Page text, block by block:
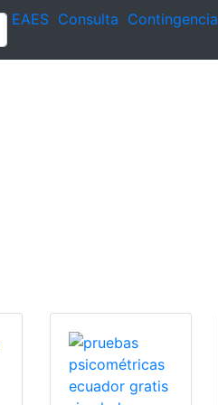
EAES Consulta Contingencia